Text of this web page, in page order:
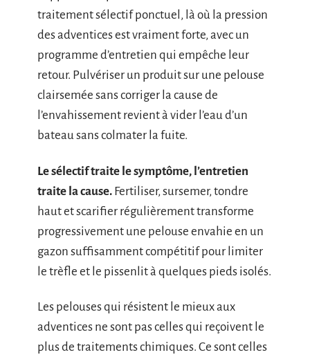
traitement sélectif ponctuel, là où la pression
des adventices est vraiment forte, avec un
programme d’entretien qui empêche leur
retour. Pulvériser un produit sur une pelouse
clairsemée sans corriger la cause de
l’envahissement revient à vider l’eau d’un
bateau sans colmater la fuite.
Le sélectif traite le symptôme, l’entretien
traite la cause. Fertiliser, sursemer, tondre
haut et scarifier régulièrement transforme
progressivement une pelouse envahie en un
gazon suffisamment compétitif pour limiter
le trèfle et le pissenlit à quelques pieds isolés.
Les pelouses qui résistent le mieux aux
adventices ne sont pas celles qui reçoivent le
plus de traitements chimiques. Ce sont celles